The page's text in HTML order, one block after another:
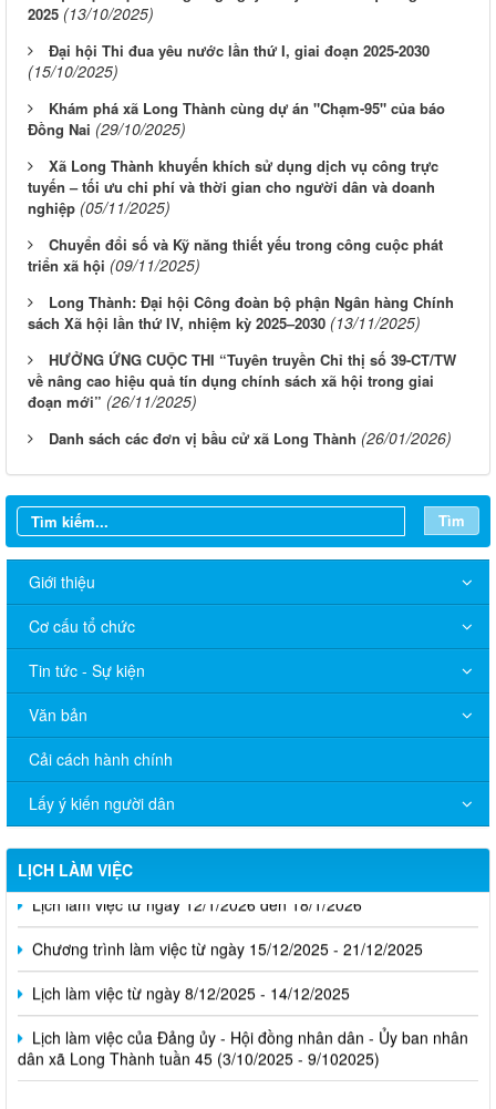
Xã Long Thành khuyến khích sử dụng dịch vụ công trực
tuyến – tối ưu chi phí và thời gian cho người dân và doanh
nghiệp (05/11/2025)
Chuyển đổi số và Kỹ năng thiết yếu trong công cuộc phát
triển xã hội (09/11/2025)
Long Thành: Đại hội Công đoàn bộ phận Ngân hàng Chính
sách Xã hội lần thứ IV, nhiệm kỳ 2025–2030 (13/11/2025)
HƯỞNG ỨNG CUỘC THI “Tuyên truyền Chỉ thị số 39-CT/TW
về nâng cao hiệu quả tín dụng chính sách xã hội trong giai
đoạn mới” (26/11/2025)
Danh sách các đơn vị bầu cử xã Long Thành (26/01/2026)
Giới thiệu
Tin tức - Sự kiện
Văn bản
Cải cách hành chính
Lấy ý kiến người dân
LỊCH LÀM VIỆC
Chương trình làm việc từ ngày 15/12/2025 - 21/12/2025
Lịch làm việc của Đảng ủy - Hội đồng nhân dân - Ủy ban nhân
dân xã Long Thành tuần 45 (3/10/2025 - 9/102025)
THÔNG BÁO
Thông báo khám sức khỏe toàn dân cho trẻ em dưới 6 tuổi
Niêm yết công khai Phương án bồi thường, hỗ trợ Nâng cấp,